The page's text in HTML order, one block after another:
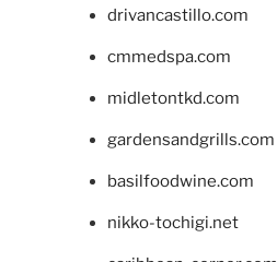
drivancastillo.com
cmmedspa.com
midletontkd.com
gardensandgrills.com
basilfoodwine.com
nikko-tochigi.net